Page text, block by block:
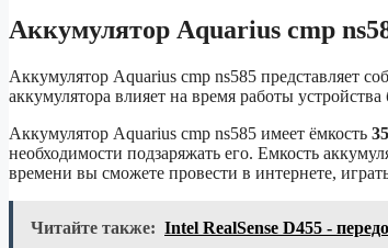
Аккумулятор Aquarius cmp
Аккумулятор Aquarius cmp ns585 представляет
аккумулятора влияет на время работы
Аккумулятор Aquarius cmp ns585 имеет ёмкость
необходимости подзаряжать его. Емкость
времени вы сможете провести в интернете,
Читайте также: Intel RealSense D455 -